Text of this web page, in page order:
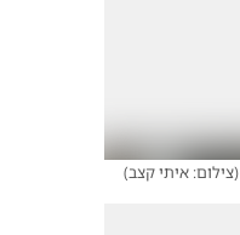
(צילום: איתי קצב)